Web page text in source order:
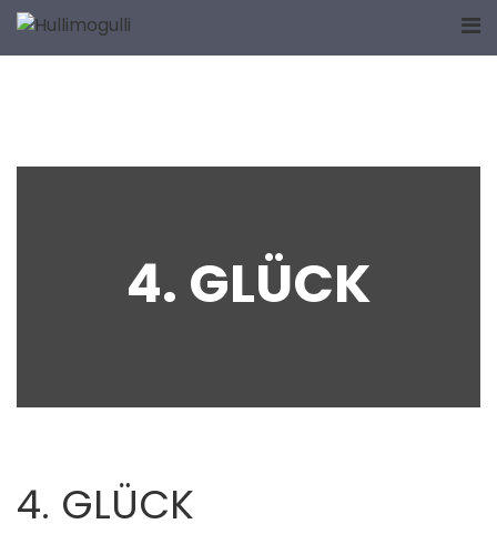
Home
IDEEN-KÜCHE
4. GLÜCK
4. GLÜCK